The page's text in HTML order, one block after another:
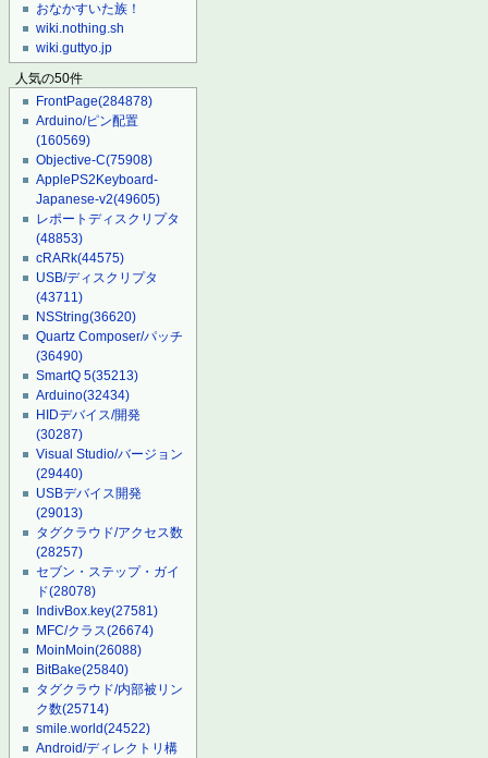
おなかすいた族！
wiki.nothing.sh
wiki.guttyo.jp
人気の50件
FrontPage(284878)
Arduino/ピン配置
(160569)
Objective-C(75908)
ApplePS2Keyboard-
Japanese-v2(49605)
レポートディスクリプタ
(48853)
cRARk(44575)
USB/ディスクリプタ
(43711)
NSString(36620)
Quartz Composer/パッチ
(36490)
SmartQ 5(35213)
Arduino(32434)
HIDデバイス/開発
(30287)
Visual Studio/バージョン
(29440)
USBデバイス開発
(29013)
タグクラウド/アクセス数
(28257)
セブン・ステップ・ガイ
ド(28078)
IndivBox.key(27581)
MFC/クラス(26674)
MoinMoin(26088)
BitBake(25840)
タグクラウド/内部被リン
ク数(25714)
smile.world(24522)
Android/ディレクトリ構